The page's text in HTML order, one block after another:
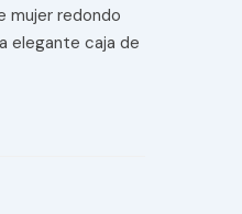
mujer redondo
elegante caja de